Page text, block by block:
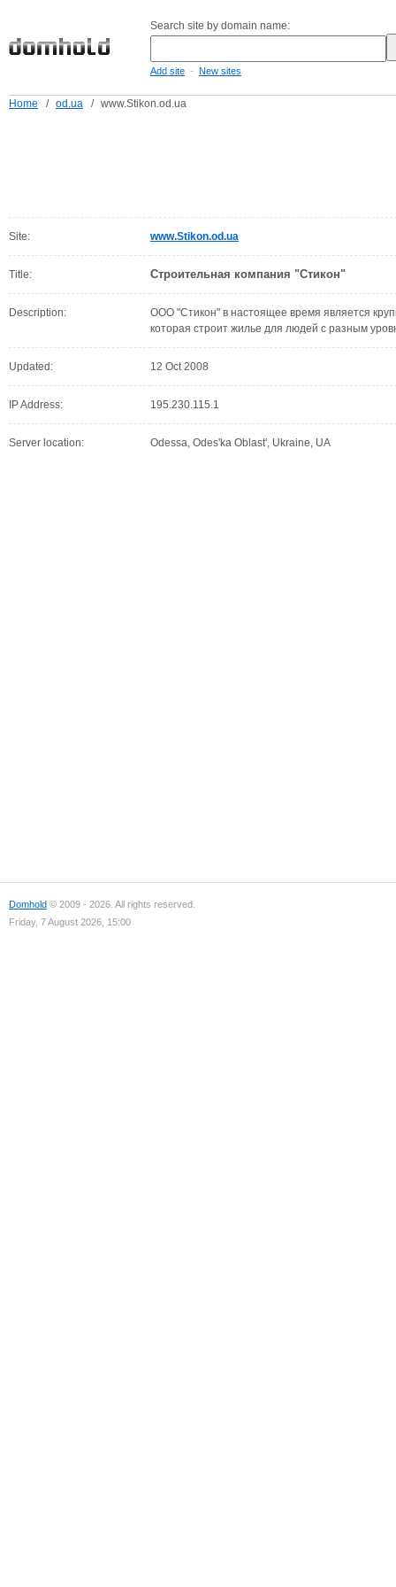
Search site by domain name:
Add site - New sites
Home / od.ua / www.Stikon.od.ua
Site: www.Stikon.od.ua
Title: Строительная компания "Стикон"
Description:
ООО "Стикон" в настоящее время является
которая строит жилье для людей с разным
Updated: 12 Oct 2008
IP Address: 195.230.115.1
Server location: Odessa, Odes'ka Oblast', Ukraine, UA
Domhold © 2009 - 2026. All rights reserved.
Friday, 7 August 2026, 15:00